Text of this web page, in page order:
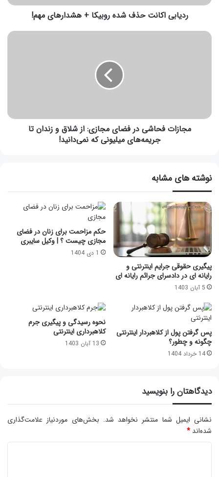
ردیابی اکانت حذف شده روبیکا + هشدارهای مهم!
مجازات فحاشی در فضای مجازی: از شلاق و زندان تا
جریمه‌های میلیونی که نمی‌دانید!
نوشته های مشابه
پیگیری حقوقی جرایم اینترنتی و
رایانه ای در دادسرای جرائم رایانه ای
5 آبان 1403
حکم مزاحمت برای زنان در فضای
مجازی چیست ؟ | وکیل سایبری
1 دی 1404
پس گرفتن پول از کلاهبردار اینترنتی
چگونه و چطور؟
14 خرداد 1404
نحوه رسیدگی و پیگیری جرم
کلاهبرداری اینترنتی
13 آبان 1403
دیدگاهتان را بنویسید
نشانی ایمیل شما منتشر نخواهد شد. بخش‌های موردنیاز علامت‌گذاری
شده‌اند *